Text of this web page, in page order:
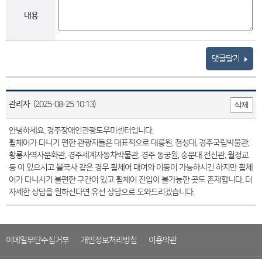
내용
댓글달기
관리자(2025-08-25 10:13) 삭제
안녕하세요. 경주장애인관광도우미센터입니다.
휠체어가 다니기 편한 관광지들은 대표적으로 대릉원, 첨성대, 경주국립박물관,
황룡사역사문화관, 경주세계자동차박물관, 경주 동궁원, 숭문대 전신관, 월정교
등 이 있으시고 불국사 같은 경우 휠체어 대여와 이동이 가능하시긴 하지만 휠체
어가 다니시기 불편한 구간이 있고 휠체어 진입이 불가능한 곳도 존재합니다. 더
자세한 상담을 원하신다면 유선 상담으로 도와드리겠습니다.
이메일무단수집거부 개인정보처리방침 이용약관